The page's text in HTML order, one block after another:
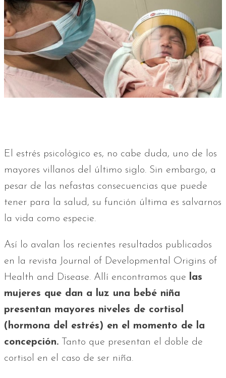
El estrés psicológico es, no cabe duda, uno de los
mayores villanos del último siglo. Sin embargo, a
pesar de las nefastas consecuencias que puede
tener para la salud, su función última es salvarnos
la vida como especie.
Así lo avalan los recientes resultados publicados
en la revista Journal of Developmental Origins of
Health and Disease. Allí encontramos que las
mujeres que dan a luz una bebé niña
presentan mayores niveles de cortisol
(hormona del estrés) en el momento de la
concepción. Tanto que presentan el doble de
cortisol en el caso de ser niña.